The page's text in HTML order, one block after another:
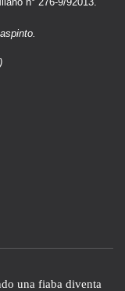
una fiaba diventa